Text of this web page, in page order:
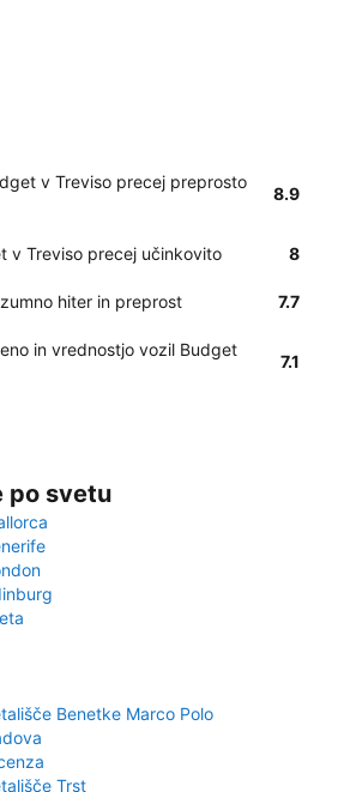
v Treviso precej preprosto
8.9
v Treviso precej učinkovito 8
hiter in preprost 7.7
in vrednostjo vozil Budget
7.1
po svetu
Benetke Marco Polo
Trst